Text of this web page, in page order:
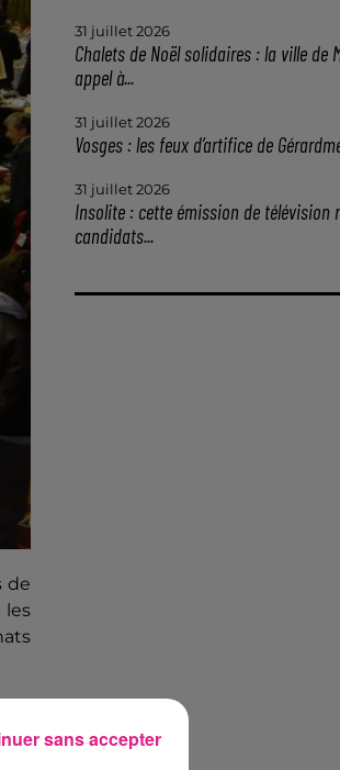
de
les
31 juillet 2026
Chalets de Noël solidaires : la ville de
appel à...
31 juillet 2026
Vosges : les feux d’artifice de
31 juillet 2026
Insolite : cette émission de télévision
candidats...
sans accepter